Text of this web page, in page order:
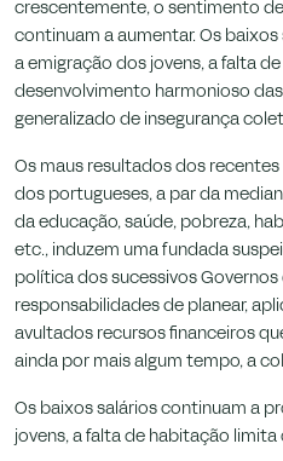
crescentemente, o sentimento
continuam a aumentar. Os
a emigração dos jovens, a falta
desenvolvimento harmonioso
generalizado de insegurança
Os maus resultados dos
dos portugueses, a par da
da educação, saúde, pobreza,
etc., induzem uma fundada
política dos sucessivos
responsabilidades de planear,
avultados recursos financeiros
ainda por mais algum tempo, a
Os baixos salários continuam a
jovens, a falta de habitação limita